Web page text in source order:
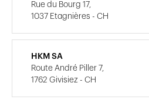
Rue du Bourg 17,
1037 Etagnières - CH
HKM SA
Route André Piller 7,
1762 Givisiez - CH